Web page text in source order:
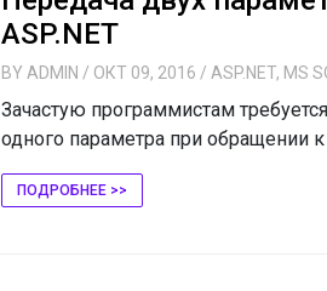
ASP.NET
BY ADMIN / ОКТ 09, 2016 / ASP.NET, MS
Зачастую программистам
одного параметра при обращении к
ПОДРОБНЕЕ >>